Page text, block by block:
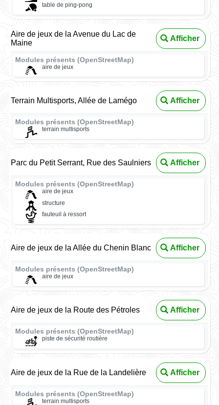
table de ping-pong
Aire de jeux de la Avenue du Lac de
Maine
Afficher
Modules présents (OpenStreetMap)
aire de jeux
Terrain Multisports, Allée de Lamégo Afficher
Modules présents (OpenStreetMap)
terrain multisports
Parc du Petit Serrant, Rue des Saulniers Afficher
Modules présents (OpenStreetMap)
aire de jeux
structure
fauteuil à ressort
Aire de jeux de la Allée du Chenin Blanc Afficher
Modules présents (OpenStreetMap)
aire de jeux
Aire de jeux de la Route des Pétroles Afficher
Modules présents (OpenStreetMap)
piste de sécurité routière
Aire de jeux de la Rue de la Landelière Afficher
Modules présents (OpenStreetMap)
terrain multisports